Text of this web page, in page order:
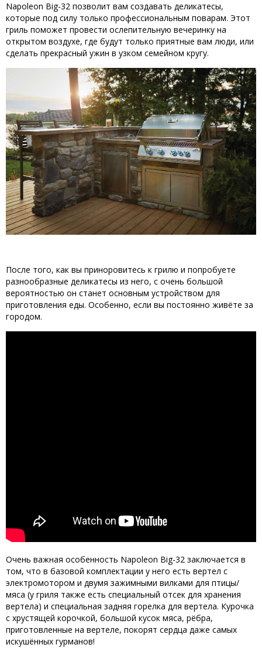
Napoleon Big-32 позволит вам создавать деликатесы,
которые под силу только профессиональным поварам. Этот
гриль поможет провести ослепительную вечеринку на
открытом воздухе, где будут только приятные вам люди, или
сделать прекрасный ужин в узком семейном кругу.
После того, как вы приноровитесь к грилю и попробуете
разнообразные деликатесы из него, с очень большой
вероятностью он станет основным устройством для
приготовления еды. Особенно, если вы постоянно живёте за
городом.
Очень важная особенность Napoleon Big-32 заключается в
том, что в базовой комплектации у него есть вертел с
электромотором и двумя зажимными вилками для птицы/
мяса (у гриля также есть специальный отсек для хранения
вертела) и специальная задняя горелка для вертела. Курочка
с хрустящей корочкой, большой кусок мяса, рёбра,
приготовленные на вертеле, покорят сердца даже самых
искушённых гурманов!